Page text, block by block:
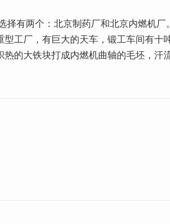
择有两个：北京制药厂和北京内燃机厂
型工厂，有巨大的天车，锻工车间有十
热的大铁块打成内燃机曲轴的毛坯，汗